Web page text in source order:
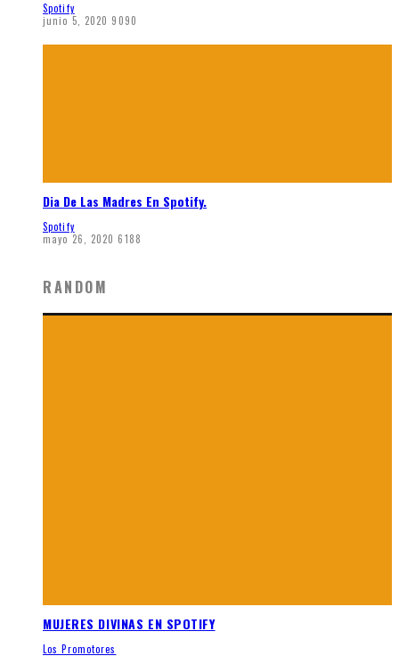
Spotify
junio 5, 2020 9090
Dia De Las Madres En Spotify.
Spotify
mayo 26, 2020 6188
RANDOM
MUJERES DIVINAS EN SPOTIFY
Los Promotores